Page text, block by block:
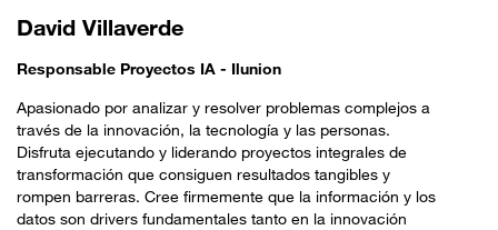
David Villaverde
Responsable Proyectos IA - Ilunion
Apasionado por analizar y resolver problemas complejos a
través de la innovación, la tecnología y las personas.
Disfruta ejecutando y liderando proyectos integrales de
transformación que consiguen resultados tangibles y
rompen barreras. Cree firmemente que la información y los
datos son drivers fundamentales tanto en la innovación